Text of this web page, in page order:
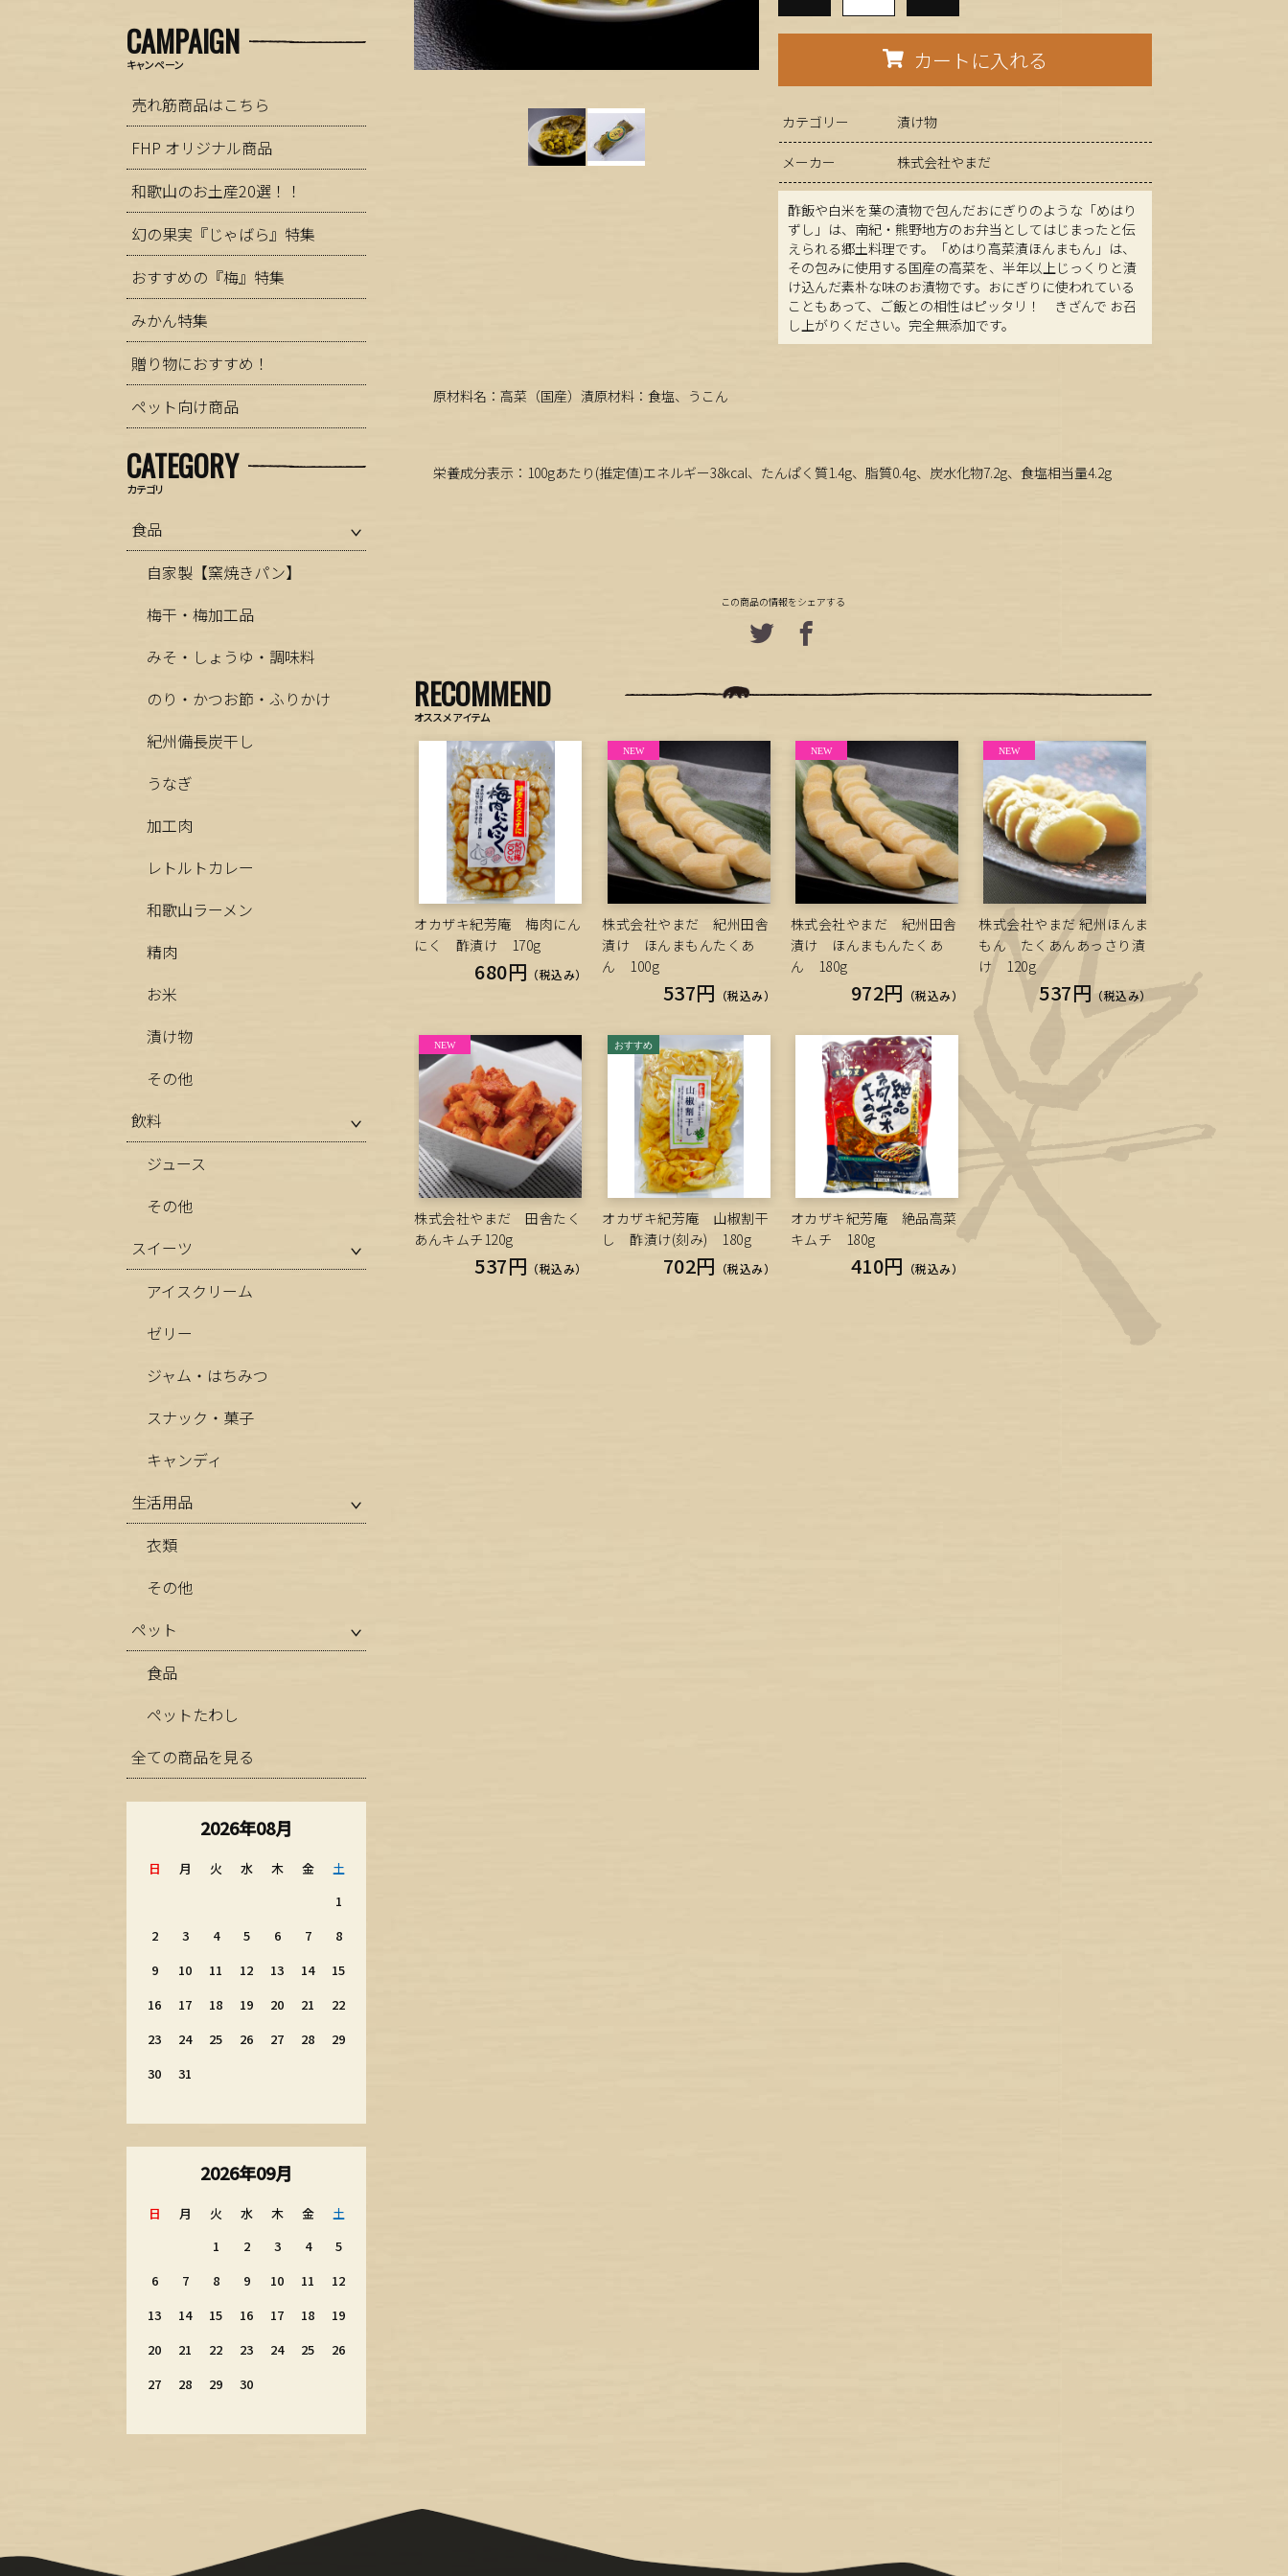
カートに入れる
カテゴリー 漬け物
メーカー 株式会社やまだ
酢飯や白米を葉の漬物で包んだおにぎりのような「めはり
ずし」は、南紀・熊野地方のお弁当としてはじまったと伝
えられる郷土料理です。「めはり高菜漬ほんまもん」は、
その包みに使用する国産の高菜を、半年以上じっくりと漬
け込んだ素朴な味のお漬物です。おにぎりに使われている
こともあって、ご飯との相性はピッタリ！ きざんで お召
し上がりください。完全無添加です。
原材料名：高菜（国産）漬原材料：食塩、うこん
栄養成分表示：100gあたり(推定値)エネルギー38kcal、たんぱく質1.4g、脂質0.4g、炭水化物7.2g、食塩相当量4.2g
この商品の情報をシェアする
RECOMMEND
オススメアイテム
オカザキ紀芳庵 梅肉にん
にく 酢漬け 170g
680円 （税込み）
株式会社やまだ 紀州田舎
漬け ほんまもんたくあ
ん 100g
537円 （税込み）
株式会社やまだ 紀州田舎
漬け ほんまもんたくあ
ん 180g
972円 （税込み）
株式会社やまだ 紀州ほんま
もん たくあんあっさり漬
け 120g
537円 （税込み）
株式会社やまだ 田舎たく
あんキムチ120g
537円 （税込み）
オカザキ紀芳庵 山椒割干
し 酢漬け(刻み) 180g
702円 （税込み）
オカザキ紀芳庵 絶品高菜
キムチ 180g
410円 （税込み）
CAMPAIGN
キャンペーン
売れ筋商品はこちら
FHP オリジナル商品
和歌山のお土産20選！！
幻の果実『じゃばら』特集
おすすめの『梅』特集
みかん特集
贈り物におすすめ！
ペット向け商品
CATEGORY
カテゴリ
食品
自家製【窯焼きパン】
梅干・梅加工品
みそ・しょうゆ・調味料
のり・かつお節・ふりかけ
紀州備長炭干し
うなぎ
加工肉
レトルトカレー
和歌山ラーメン
精肉
お米
漬け物
その他
飲料
ジュース
その他
スイーツ
アイスクリーム
ゼリー
ジャム・はちみつ
スナック・菓子
キャンディ
生活用品
衣類
その他
ペット
食品
ペットたわし
全ての商品を見る
2026年08月
日 月 火 水 木 金
土
1
2
3 4 5 6 7
8
9
10 11 12 13 14
15
16
17 18 19 20 21
22
23
24 25 26 27 28
29
30
31
2026年09月
日 月 火 水 木 金
土
1
2 3 4
5
6
7 8 9 10 11
12
13
14 15 16 17 18
19
20
21 22 23 24 25
26
27
28 29 30